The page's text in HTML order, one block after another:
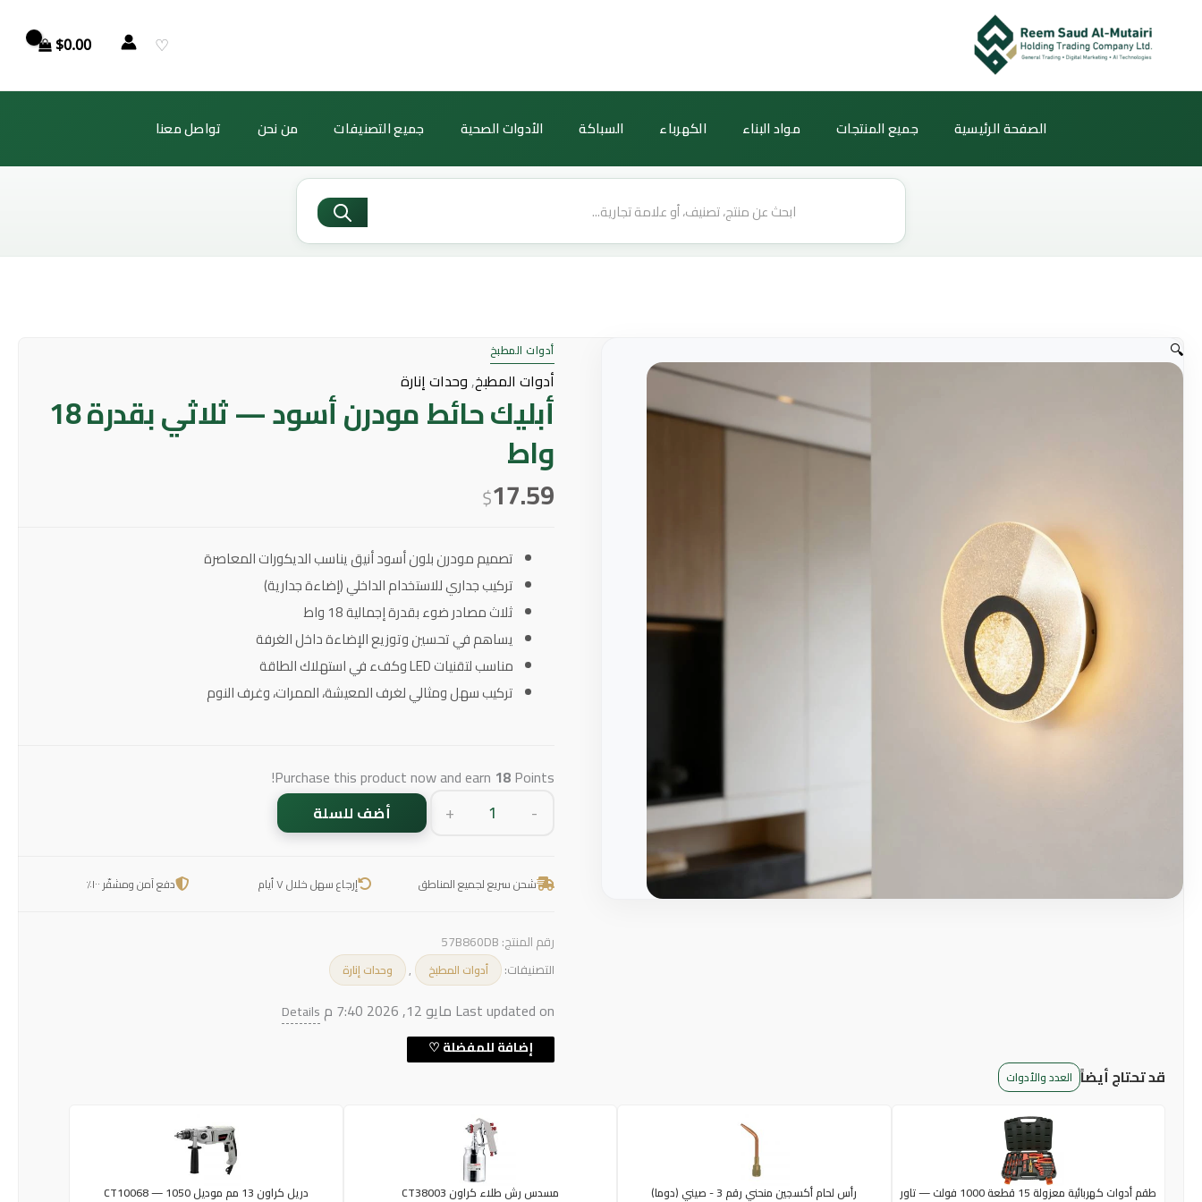
♡
$0.00
الصفحة الرئيسية جميع المنتجات مواد البناء الكهرباء السباكة الأدوات الصحية جميع التصنيفات من نحن تواصل معنا
Products
🔍 أدوات المطبخ
أدوات المطبخ,وحدات إنارة
أبليك حائط مودرن أسود — ثلاثي بقدرة 18
واط
$17.59
تصميم مودرن بلون أسود أنيق يناسب الديكورات المعاصرة
تركيب جداري للاستخدام الداخلي (إضاءة جدارية)
ثلاث مصادر ضوء بقدرة إجمالية 18 واط
يساهم في تحسين وتوزيع الإضاءة داخل الغرفة
مناسب لتقنيات LED وكفء في استهلاك الطاقة
تركيب سهل ومثالي لغرف المعيشة، الممرات، وغرف النوم
Purchase this product now and earn 18Points!
-
—
بقدرة
+ أضف للسلة
شحن سريع لجميع المناطق إرجاع سهل خلال ٧ أيام دفع آمن ومشفّر ١٠٠٪
رقم المنتج:57B860DB
التصنيفات: أدوات المطبخ , وحدات إنارة
Last updated on مايو 12, 2026 7:40 م Details
قد تحتاج أيضاً العدد والأدوات
طقم أدوات كهربائية معزولة 15 قطعة 1000 فولت — تاور رأس لحام أكسجين منحني رقم 3 - صيني (دوما) مسدس رش طلاء كراون CT38003 دريل كراون 13 مم موديل CT10068 — 1050